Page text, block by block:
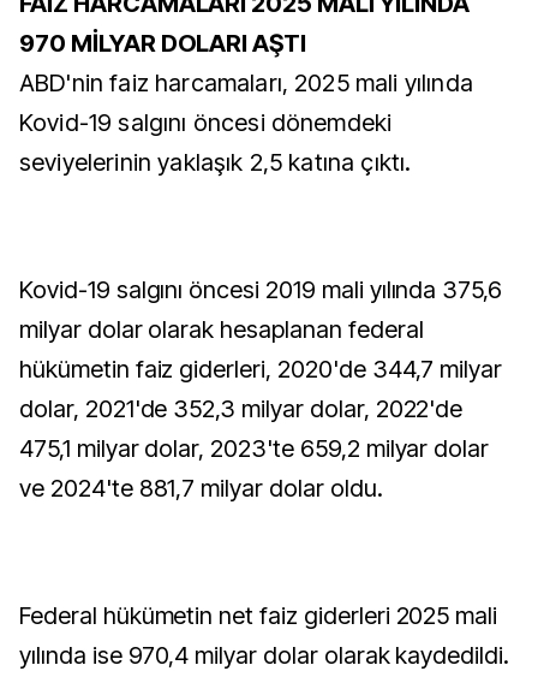
970 MİLYAR DOLARI AŞTI
ABD'nin faiz harcamaları, 2025 mali yılında
Kovid-19 salgını öncesi dönemdeki
seviyelerinin yaklaşık 2,5 katına çıktı.
Kovid-19 salgını öncesi 2019 mali yılında 375,6
milyar dolar olarak hesaplanan federal
hükümetin faiz giderleri, 2020'de 344,7 milyar
dolar, 2021'de 352,3 milyar dolar, 2022'de
475,1 milyar dolar, 2023'te 659,2 milyar dolar
ve 2024'te 881,7 milyar dolar oldu.
Federal hükümetin net faiz giderleri 2025 mali
yılında ise 970,4 milyar dolar olarak kaydedildi.